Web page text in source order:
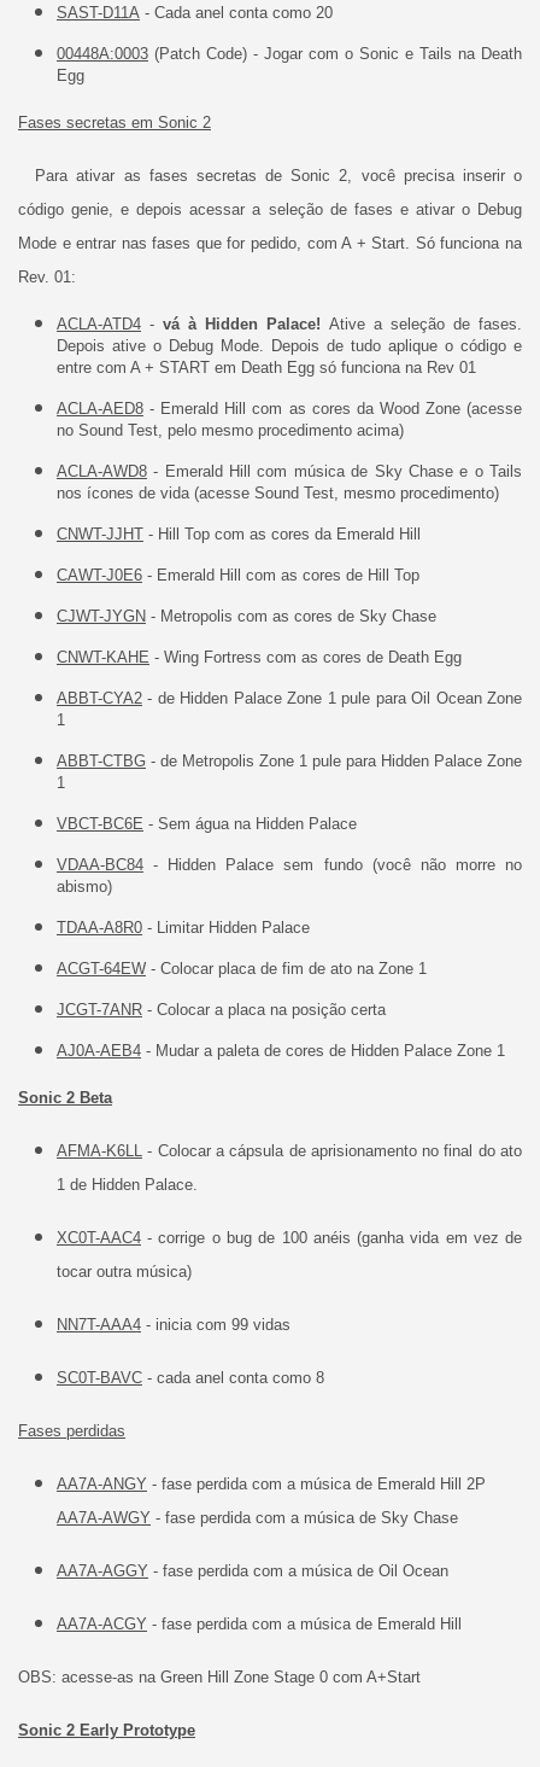
SAST-D11A- Cada anel conta como 20
00448A:0003(Patch Code) - Jogar com o Sonic e Tails na Death
Egg
Fases secretas em Sonic 2
Para ativar as fases secretas de Sonic 2, você precisa inserir o
código genie, e depois acessar a seleção de fases e ativar o Debug
Mode e entrar nas fases que for pedido, com A + Start. Só funciona na
Rev. 01:
ACLA-ATD4- vá à Hidden Palace!Ative a seleção de fases.
Depois ative o Debug Mode. Depois de tudo aplique o código e
entre com A + START em Death Egg só funciona na Rev 01
ACLA-AED8- Emerald Hill com as cores da Wood Zone (acesse
no Sound Test, pelo mesmo procedimento acima)
ACLA-AWD8- Emerald Hill com música de Sky Chase e o Tails
nos ícones de vida (acesse Sound Test, mesmo procedimento)
CNWT-JJHT- Hill Top com as cores da Emerald Hill
CAWT-J0E6- Emerald Hill com as cores de Hill Top
CJWT-JYGN - Metropolis com as cores de Sky Chase
CNWT-KAHE - Wing Fortress com as cores de Death Egg
ABBT-CYA2- de Hidden Palace Zone 1 pule para Oil Ocean Zone
1
ABBT-CTBG- de Metropolis Zone 1 pule para Hidden Palace Zone
1
VBCT-BC6E - Sem água na Hidden Palace
VDAA-BC84- Hidden Palace sem fundo (você não morre no
abismo)
TDAA-A8R0- Limitar Hidden Palace
ACGT-64EW- Colocar placa de fim de ato na Zone 1
JCGT-7ANR- Colocar a placa na posição certa
AJ0A-AEB4- Mudar a paleta de cores de Hidden Palace Zone 1
Sonic 2 Beta
AFMA-K6LL- Colocar a cápsula de aprisionamento no final do ato
1 de Hidden Palace.
XC0T-AAC4- corrige o bug de 100 anéis (ganha vida em vez de
tocar outra música)
NN7T-AAA4- inicia com 99 vidas
SC0T-BAVC- cada anel conta como 8
Fases perdidas
AA7A-ANGY - fase perdida com a música de Emerald Hill 2P
AA7A-AWGY - fase perdida com a música de Sky Chase
AA7A-AGGY - fase perdida com a música de Oil Ocean
AA7A-ACGY - fase perdida com a música de Emerald Hill
OBS: acesse-as na Green Hill Zone Stage 0 com A+Start
Sonic 2 Early Prototype